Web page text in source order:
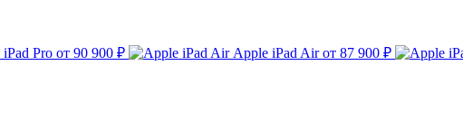
Pro от 90 900 ₽ Apple iPad Air от 87 900 ₽